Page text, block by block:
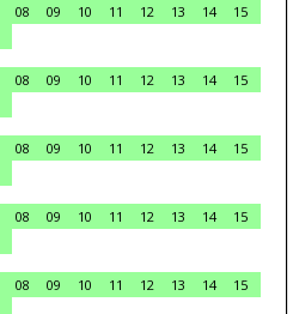
08 09 10 11 12 13 14
15
08 09 10 11 12 13 14
15
08 09 10 11 12 13 14
15
08 09 10 11 12 13 14
15
08 09 10 11 12 13 14
15